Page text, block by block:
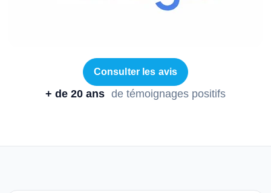
Consulter les avis
+ de 20 ans de témoignages positifs